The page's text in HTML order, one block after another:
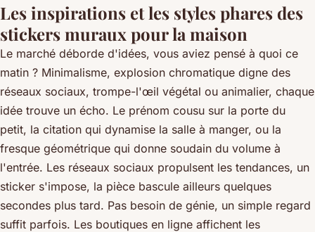
Les inspirations et les styles phares des
stickers muraux pour la maison
Le marché déborde d'idées, vous aviez pensé à quoi ce
matin ? Minimalisme, explosion chromatique digne des
réseaux sociaux, trompe-l'œil végétal ou animalier, chaque
idée trouve un écho. Le prénom cousu sur la porte du
petit, la citation qui dynamise la salle à manger, ou la
fresque géométrique qui donne soudain du volume à
l'entrée. Les réseaux sociaux propulsent les tendances, un
sticker s'impose, la pièce bascule ailleurs quelques
secondes plus tard. Pas besoin de génie, un simple regard
suffit parfois. Les boutiques en ligne affichent les